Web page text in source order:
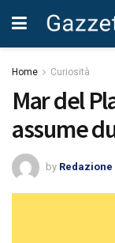
Home Curiosità
Mar del
assume
by Redazione